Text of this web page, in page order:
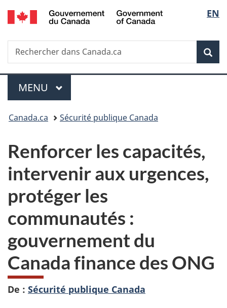
Passer
au
principal
Passer
à
Au
du
Passer
à
version
simplifiée
de
la
EN
Recherche
Rechercher
dans
Menu
MENU PRINCIPAL
Vous
ici :
Canada.ca Sécurité publique Canada
Renforcer les capacités,
intervenir aux urgences,
protéger les
communautés :
gouvernement du
Canada finance des ONG
De : Sécurité publique Canada